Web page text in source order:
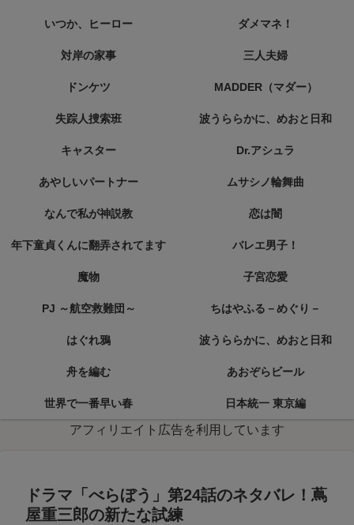
いつか、ヒーロー ダメマネ！
対岸の家事 三人夫婦
ドンケツ MADDER（マダー）
失踪人捜索班 波うららかに、めおと日和
キャスター Dr.アシュラ
あやしいパートナー ムサシノ輪舞曲
なんで私が神説教 恋は闇
年下童貞くんに翻弄されてます バレエ男子！
魔物 子宮恋愛
PJ ～航空救難団～ ちはやふる－めぐり－
はぐれ鴉 波うららかに、めおと日和
舟を編む あおぞらビール
世界で一番早い春 日本統一 東京編
アフィリエイト広告を利用しています
ドラマ「べらぼう」第24話のネタバレ！蔦
屋重三郎の新たな試練